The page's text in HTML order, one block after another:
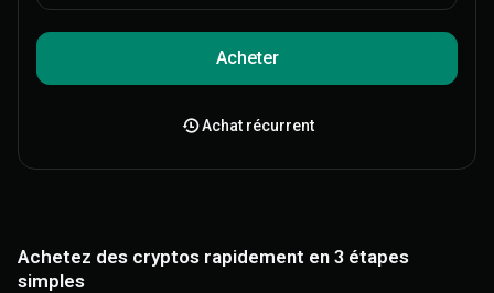
Acheter
Achat récurrent
Achetez des cryptos rapidement en 3 étapes
simples